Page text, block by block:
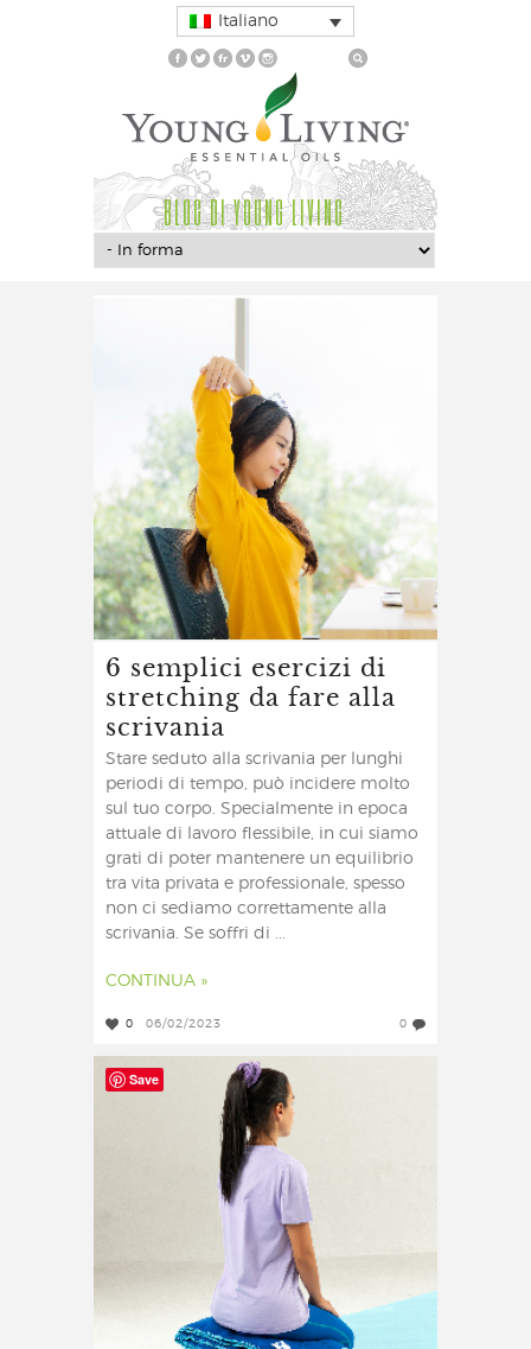
Italiano
BLOG DI YOUNG LIVING
6 semplici esercizi di
stretching da fare alla
scrivania
Stare seduto alla scrivania per lunghi
periodi di tempo, può incidere molto
sul tuo corpo. Specialmente in epoca
attuale di lavoro flessibile, in cui siamo
grati di poter mantenere un equilibrio
tra vita privata e professionale, spesso
non ci sediamo correttamente alla
scrivania. Se soffri di ...
CONTINUA »
0 06/02/2023 0
Save